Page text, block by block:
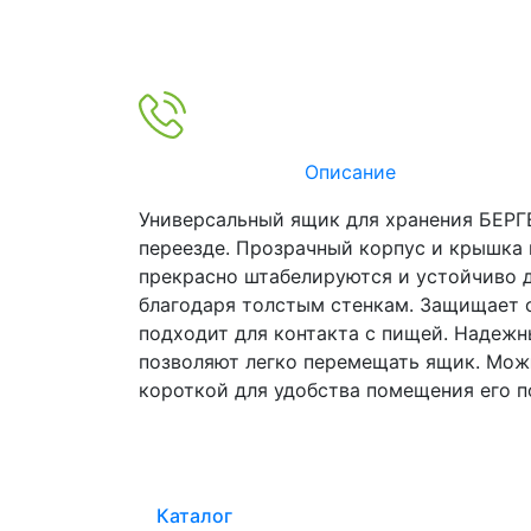
Описание
Универсальный ящик для хранения
переезде. Прозрачный корпус и
прекрасно штабелируются и
благодаря толстым стенкам. Защищает
подходит для контакта с пищей.
позволяют легко перемещать ящик.
короткой для удобства помещения его
Каталог